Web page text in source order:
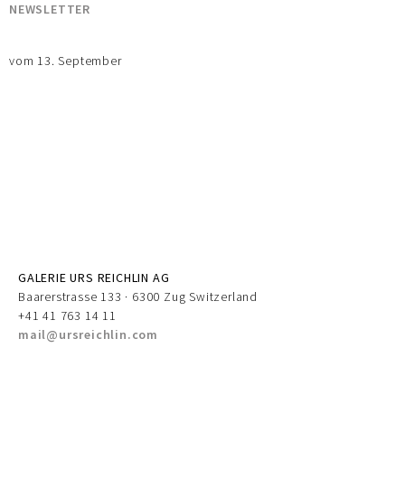
NEWSLETTER
vom 13. September
GALERIE URS REICHLIN AG
Baarerstrasse 133 · 6300 Zug Switzerland
+41 41 763 14 11
mail@ursreichlin.com